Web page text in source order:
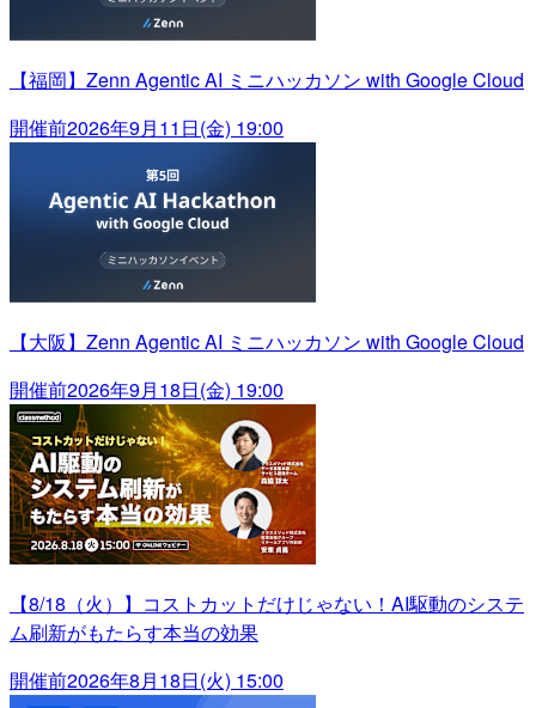
【福岡】Zenn Agentic AI ミニハッカソン with Google Cloud
開催前2026年9月11日(金) 19:00
【大阪】Zenn Agentic AI ミニハッカソン with Google Cloud
開催前2026年9月18日(金) 19:00
【8/18（火）】コストカットだけじゃない！AI駆動のシステ
ム刷新がもたらす本当の効果
開催前2026年8月18日(火) 15:00